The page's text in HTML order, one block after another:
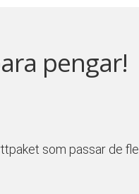
pengar!
som passar de